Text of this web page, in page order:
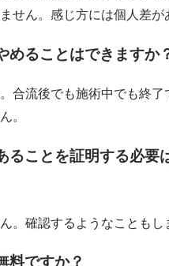
せん。感じ方には個人差が
めることはできますか
合流後でも施術中でも終了
。
ることを証明する必要
。確認するようなこともし
料ですか？